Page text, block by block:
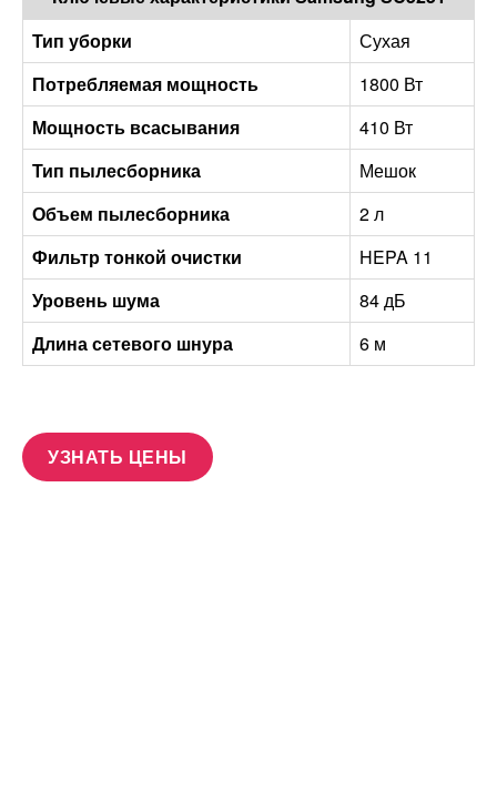
Тип уборки
Сухая
Потребляемая мощность
1800 Вт
Мощность всасывания
410 Вт
Тип пылесборника
Мешок
Объем пылесборника
2 л
Фильтр тонкой очистки
HEPA 11
Уровень шума
84 дБ
Длина сетевого шнура
6 м
УЗНАТЬ ЦЕНЫ